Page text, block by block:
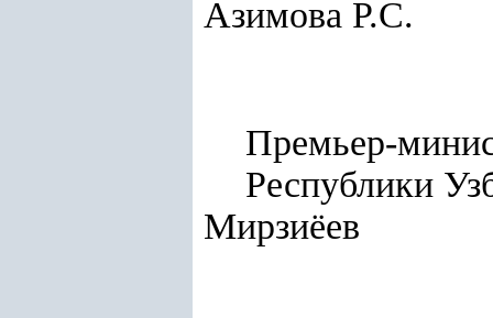
Азимова Р.С.
Премьер-
Мирзиёев